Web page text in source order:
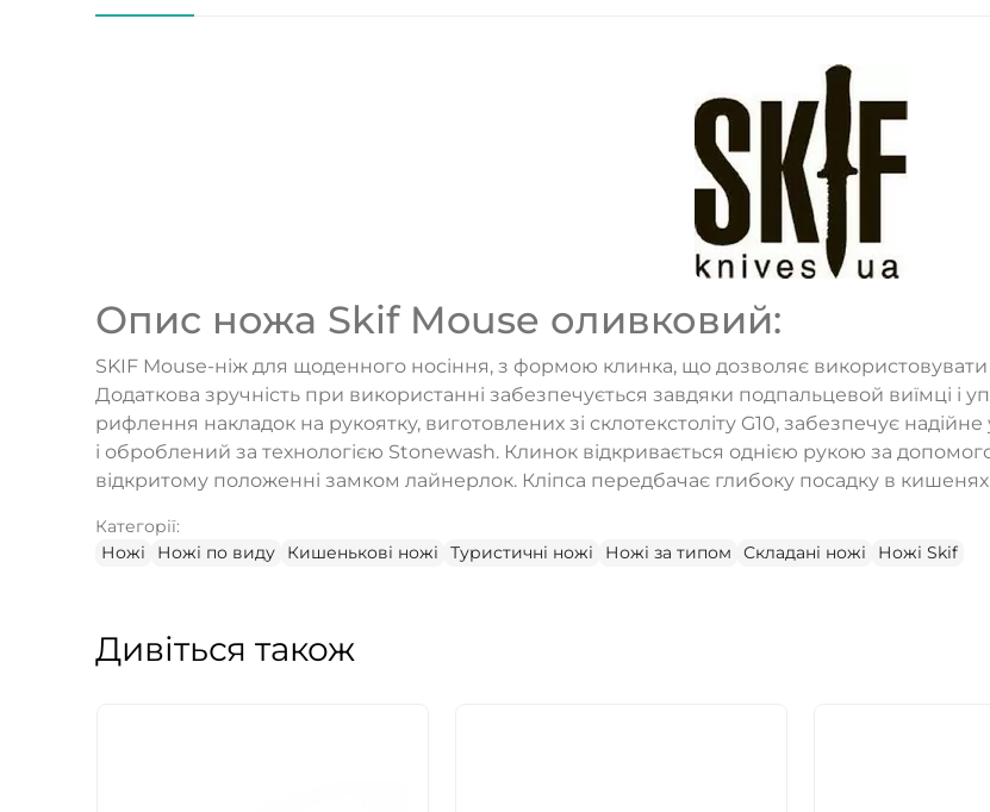
Опис ножа Skif Mouse оливковий:
SKIF Mouse-ніж для щоденного носіння, з формою клинка, що дозволяє використовувати
Додаткова зручність при використанні забезпечується завдяки подпальцевой виїмці і
рифлення накладок на рукоятку, виготовлених зі склотекстоліту G10, забезпечує
і оброблений за технологією Stonewash. Клинок відкривається однією рукою за
відкритому положенні замком лайнерлок. Кліпса передбачає глибоку посадку в
Категорії:
Ножі
Ножі по виду Кишенькові ножі Туристичні ножі Ножі за типом Складані ножі Ножі Skif
Дивіться також